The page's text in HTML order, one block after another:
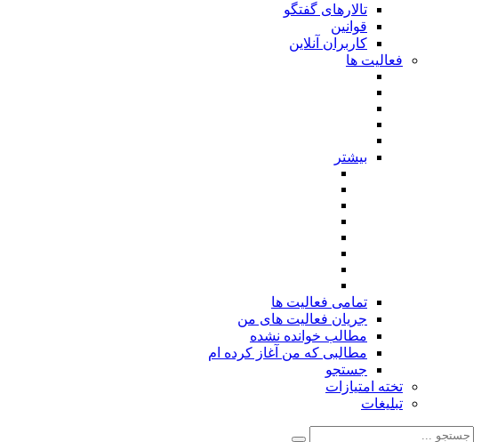
تالارهای گفتگو
قوانین
کاربران آنلاین
فعالیت ها
بیشتر
تمامی فعالیت ها
جریان فعالیت های من
مطالب خوانده نشده
مطالبی که من آغاز کرده ام
جستجو
تخته امتیازات
تبلیغات